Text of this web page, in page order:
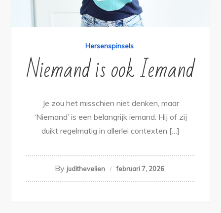
Hersenspinsels
Niemand is ook Iemand
Je zou het misschien niet denken, maar
‘Niemand’ is een belangrijk iemand. Hij of zij
duikt regelmatig in allerlei contexten […]
By judithevelien februari 7, 2026